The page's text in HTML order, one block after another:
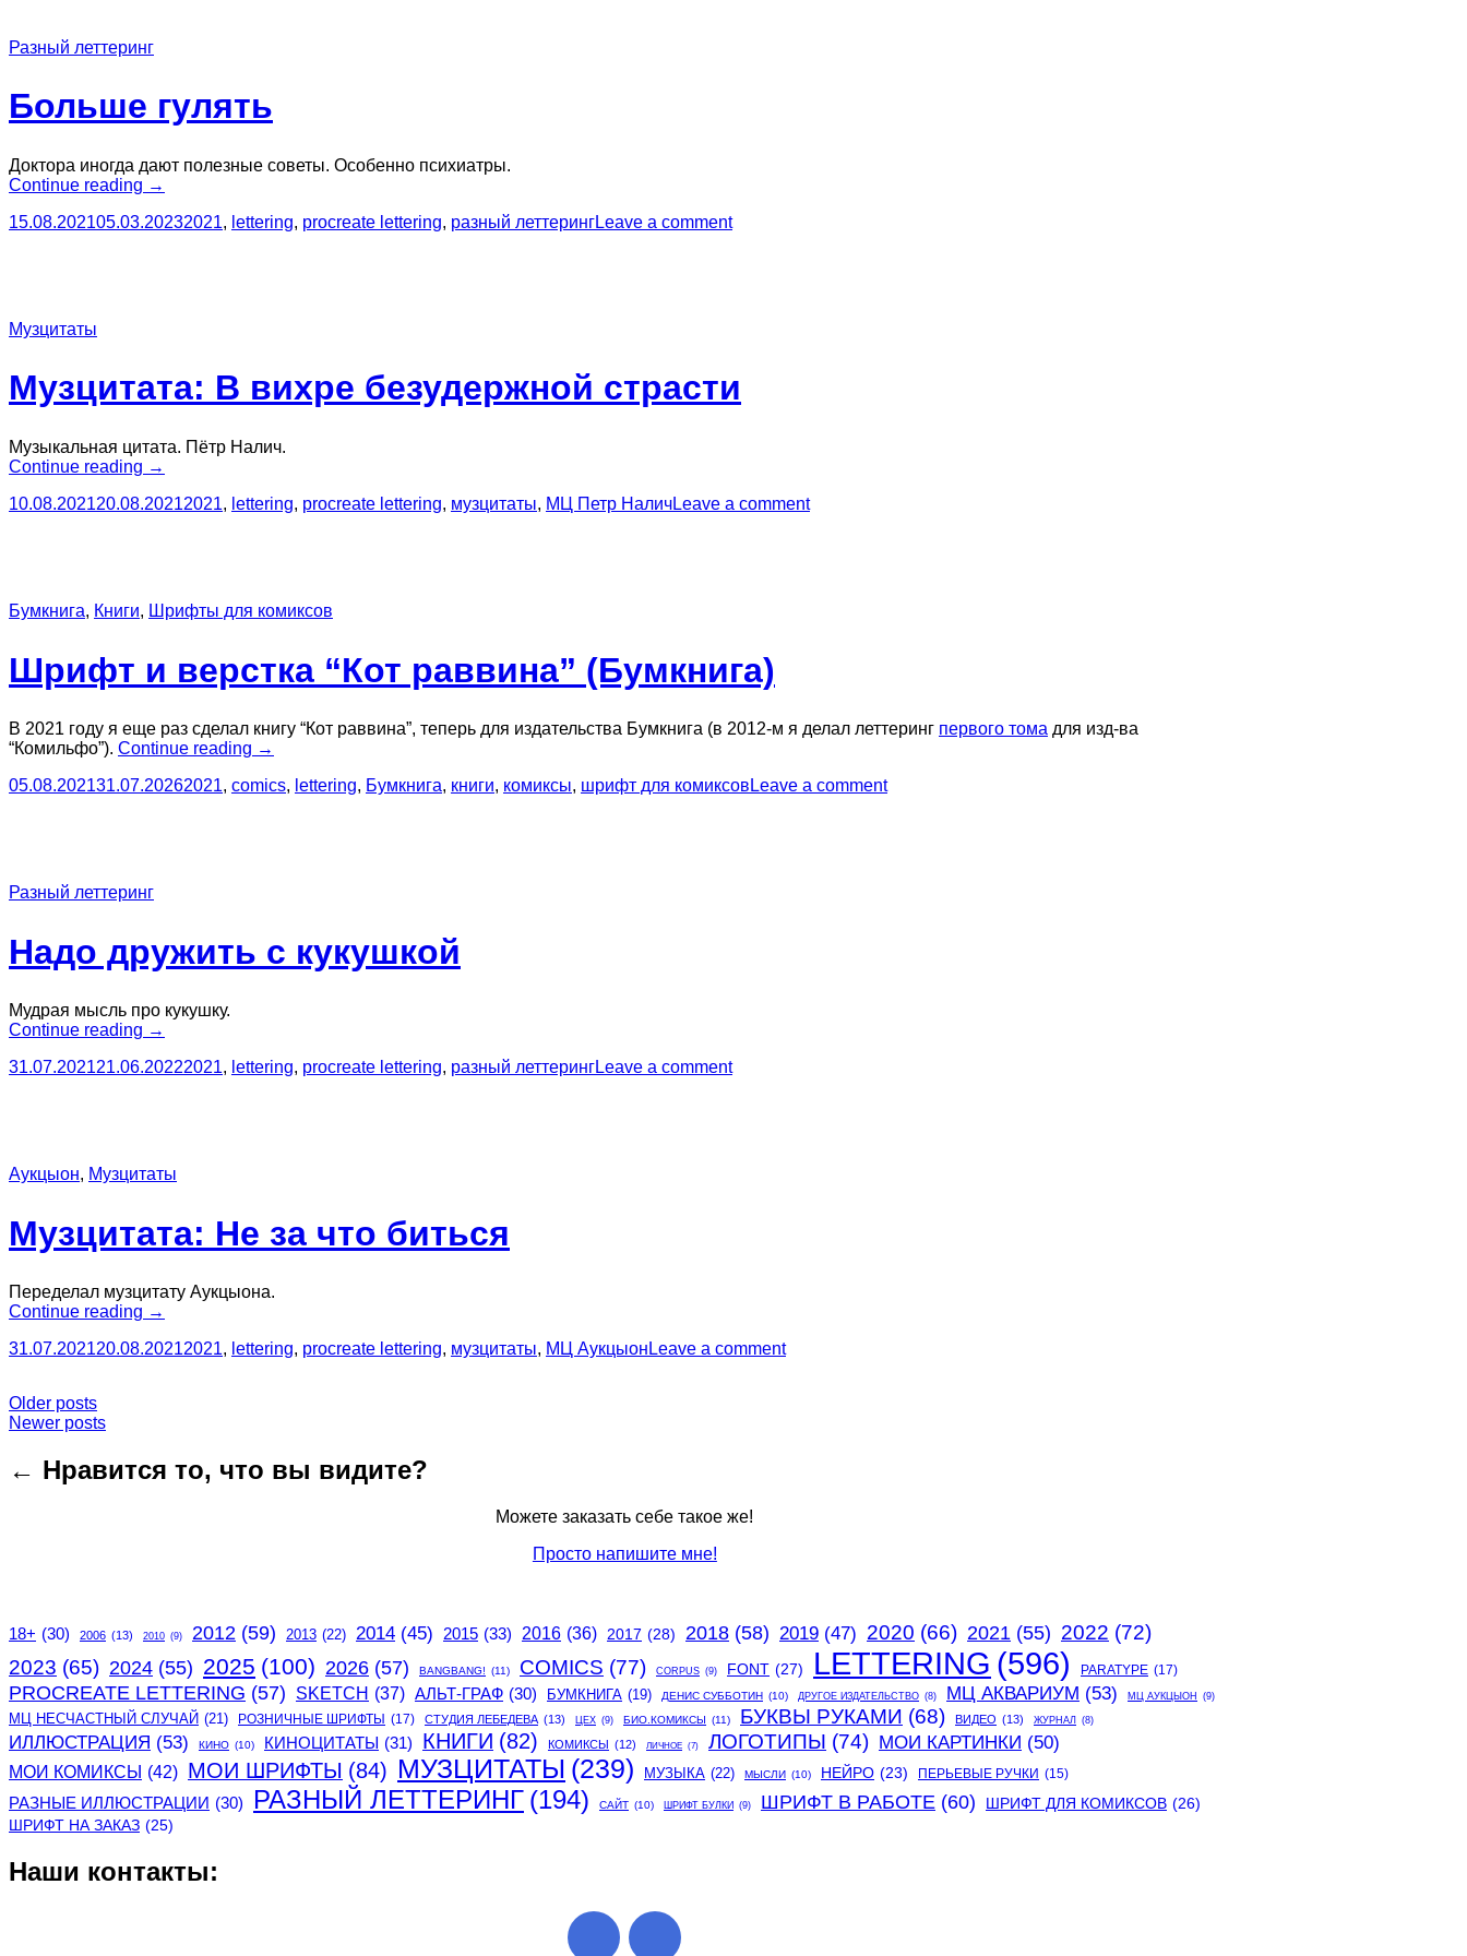
Разный леттеринг
Больше гулять
Доктора иногда дают полезные советы. Особенно психиатры.
Continue reading “Больше
→
15.08.202105.03.20232021, lettering, procreate lettering, разный леттерингLeave a comment
Музцитаты
Музцитата: В вихре безудержной страсти
Музыкальная цитата. Пётр Налич.
Continue reading “Музцитата:
вихре
→
10.08.202120.08.20212021, lettering, procreate lettering, музцитаты, МЦ Петр НаличLeave a comment
Бумкнига, Книги, Шрифты для комиксов
Шрифт и верстка “Кот раввина” (Бумкнига)
В 2021 году я еще раз сделал книгу “Кот раввина”, теперь для издательства Бумкнига (в 2012-м я делал леттеринг первого тома для изд-ва
“Комильфо”). Continue reading “Шрифт
верстка
→
05.08.202131.07.20262021, comics, lettering, Бумкнига, книги, комиксы, шрифт для комиксов Leave a comment
Разный леттеринг
Надо дружить с кукушкой
Мудрая мысль про кукушку.
Continue reading “Надо
с
→
31.07.202121.06.20222021, lettering, procreate lettering, разный леттерингLeave a comment
Аукцыон, Музцитаты
Музцитата: Не за что биться
Переделал музцитату Аукцыона.
Continue reading “Музцитата:
за
→
31.07.202120.08.20212021, lettering, procreate lettering, музцитаты, МЦ Аукцыон Leave a comment
Posts
navigation
Older posts
Newer posts
← Нравится то, что вы видите?
Можете заказать себе такое же!
Просто напишите мне!
18+ (30) 2006 (13) 2010 (9) 2012 (59) 2013 (22) 2014 (45) 2015 (33) 2016 (36) 2017 (28) 2018 (58) 2019 (47) 2020 (66) 2021 (55) 2022 (72)
2023 (65) 2024 (55) 2025 (100) 2026 (57) BANGBANG! (11) COMICS (77) CORPUS (9) FONT (27) LETTERING (596) PARATYPE (17)
PROCREATE LETTERING (57) SKETCH (37) АЛЬТ-ГРАФ (30) БУМКНИГА (19) ДЕНИС СУББОТИН (10) ДРУГОЕ ИЗДАТЕЛЬСТВО (8) МЦ АКВАРИУМ (53) МЦ АУКЦЫОН (9)
МЦ НЕСЧАСТНЫЙ СЛУЧАЙ (21) РОЗНИЧНЫЕ ШРИФТЫ (17) СТУДИЯ ЛЕБЕДЕВА (13) ЦЕХ (9) БИО.КОМИКСЫ (11) БУКВЫ РУКАМИ (68) ВИДЕО (13) ЖУРНАЛ (8)
ИЛЛЮСТРАЦИЯ (53) КИНО (10) КИНОЦИТАТЫ (31) КНИГИ (82) КОМИКСЫ (12) ЛИЧНОЕ (7) ЛОГОТИПЫ (74) МОИ КАРТИНКИ (50)
МОИ КОМИКСЫ (42) МОИ ШРИФТЫ (84) МУЗЦИТАТЫ (239) МУЗЫКА (22) МЫСЛИ (10) НЕЙРО (23) ПЕРЬЕВЫЕ РУЧКИ (15)
РАЗНЫЕ ИЛЛЮСТРАЦИИ (30) РАЗНЫЙ ЛЕТТЕРИНГ (194) САЙТ (10) ШРИФТ БУЛКИ (9) ШРИФТ В РАБОТЕ (60) ШРИФТ ДЛЯ КОМИКСОВ (26)
ШРИФТ НА ЗАКАЗ (25)
Наши контакты: